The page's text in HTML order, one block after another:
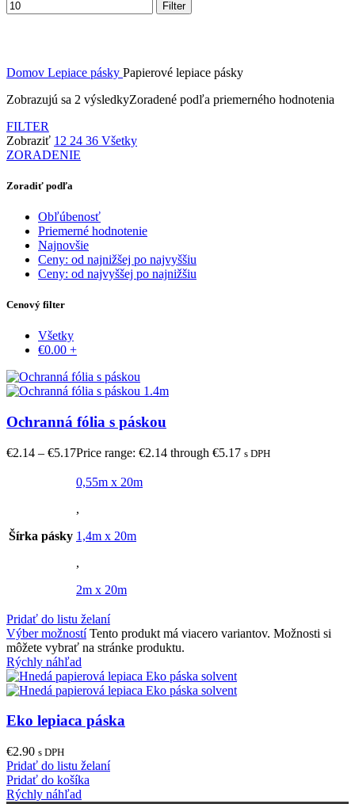
Filter
Domov Lepiace pásky Papierové lepiace pásky
Zobrazujú sa 2 výsledkyZoradené podľa priemerného hodnotenia
FILTER
Zobraziť 12 24 36 Všetky
ZORADENIE
Zoradiť podľa
Obľúbenosť
Priemerné hodnotenie
Najnovšie
Ceny: od najnižšej po najvyššiu
Ceny: od najvyššej po najnižšiu
Cenový filter
Všetky
€0.00 +
Ochranná fólia s páskou
€2.14 – €5.17Price range: €2.14 through €5.17 s DPH
Šírka pásky
0,55m x 20m
,
1,4m x 20m
,
2m x 20m
Pridať do listu želaní
Výber možností Tento produkt má viacero variantov. Možnosti si
môžete vybrať na stránke produktu.
Rýchly náhľad
Eko lepiaca páska
€2.90 s DPH
Pridať do listu želaní
Pridať do košíka
Rýchly náhľad